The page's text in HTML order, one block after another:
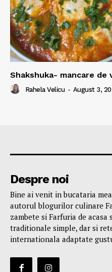
Shakshuka- mancare de
Rahela Velicu - August 3,
Despre noi
Bine ai venit in bucataria
autorul blogurilor culinare
zambete si Farfuria de
traditionale simple, dar si
internationala adaptate